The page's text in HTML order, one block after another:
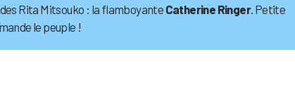
Rita Mitsouko : la flamboyante Catherine Ringer. Petite
le peuple !